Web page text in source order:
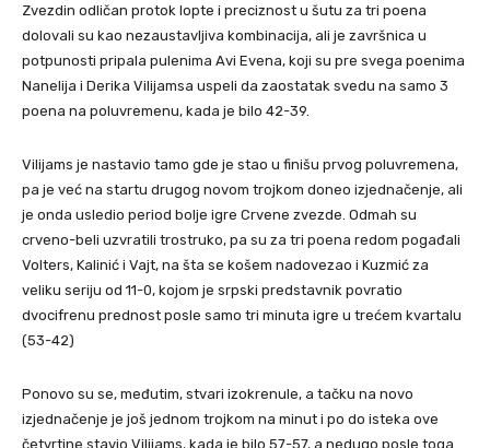
Zvezdin odličan protok lopte i preciznost u šutu za tri poena
dolovali su kao nezaustavljiva kombinacija, ali je završnica u
potpunosti pripala pulenima Avi Evena, koji su pre svega poenima
Nanelija i Derika Vilijamsa uspeli da zaostatak svedu na samo 3
poena na poluvremenu, kada je bilo 42-39.
Vilijams je nastavio tamo gde je stao u finišu prvog poluvremena,
pa je već na startu drugog novom trojkom doneo izjednačenje, ali
je onda usledio period bolje igre Crvene zvezde. Odmah su
crveno-beli uzvratili trostruko, pa su za tri poena redom pogađali
Volters, Kalinić i Vajt, na šta se košem nadovezao i Kuzmić za
veliku seriju od 11-0, kojom je srpski predstavnik povratio
dvocifrenu prednost posle samo tri minuta igre u trećem kvartalu
(53-42)
Ponovo su se, međutim, stvari izokrenule, a tačku na novo
izjednačenje je još jednom trojkom na minut i po do isteka ove
četvrtine stavio Vilijams, kada je bilo 57-57, a nedugo posle toga